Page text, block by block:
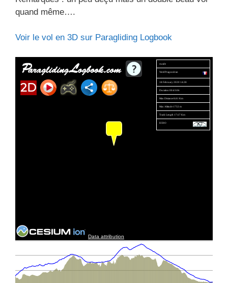
quand même….
Voir le vol en 3D sur Paragliding Logbook